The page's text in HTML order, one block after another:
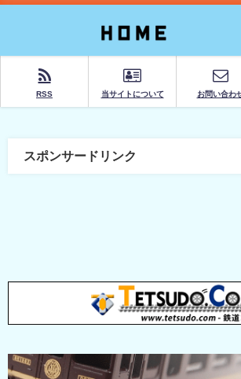
RSS 当サイトについて お問い合わ
スポンサードリンク